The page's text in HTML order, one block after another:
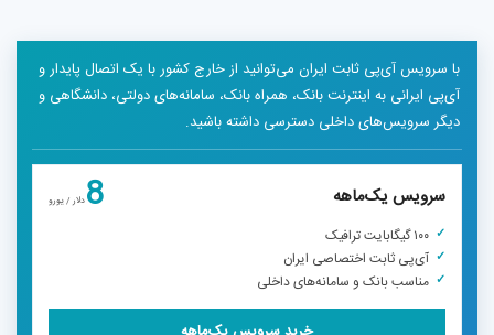
با سرویس آی‌پی ثابت ایران می‌توانید از خارج کشور با یک اتصال پایدار و
آی‌پی ایرانی به اینترنت بانک، همراه بانک، سامانه‌های دولتی، دانشگاهی و
دیگر سرویس‌های داخلی دسترسی داشته باشید.
سرویس یک‌ماهه دلار / یورو
۱۰۰ گیگابایت ترافیک
آی‌پی ثابت اختصاصی ایران
مناسب بانک و سامانه‌های داخلی